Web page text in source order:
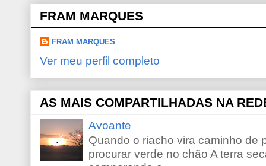
FRAM MARQUES
FRAM MARQUES
Ver meu perfil completo
AS MAIS COMPARTILHADAS NA
Avoante
Quando o riacho vira caminho de
procurar verde no chão A terra